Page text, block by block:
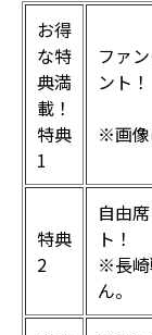
お得
な特
典満
載！
特典
1
ファ
ント！
※画像
特典
2
自由
ト！
※長崎
ん。